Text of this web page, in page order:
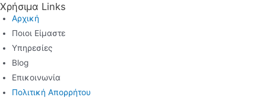
Χρήσιμα Links
Αρχική
Ποιοι Είμαστε
Υπηρεσίες
Blog
Επικοινωνία
Πολιτική Απορρήτου